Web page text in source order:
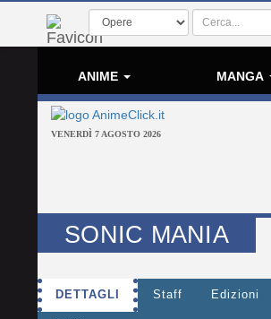
ANIME MANGA
VENERDÌ 7 AGOSTO 2026
SONIC MANIA
DETTAGLI Staff Edizioni